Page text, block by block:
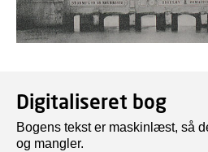
Digitaliseret bog
Bogens tekst er maskinlæst, så
og mangler.